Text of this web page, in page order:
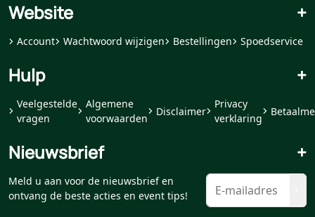
Website +
Account Wachtwoord wijzigen Bestellingen Spoedservice
Hulp +
Veelgestelde
vragen
Algemene
voorwaarden
Disclaimer
Privacy
verklaring
Nieuwsbrief +
Meld u aan voor de nieuwsbrief en
ontvang de beste acties en event tips!